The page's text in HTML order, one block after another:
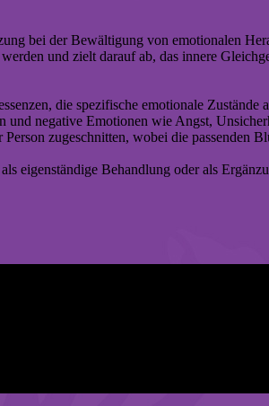
bei der Bewältigung von emotionalen
und zielt darauf ab, das innere
die spezifische emotionale Zustände
negative Emotionen wie Angst,
zugeschnitten, wobei die passenden
eigenständige Behandlung oder als